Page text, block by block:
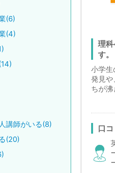
(6)
(4)
講師がいる(8)
(20)
理
す。
小学生
発見や
ちが
口コ